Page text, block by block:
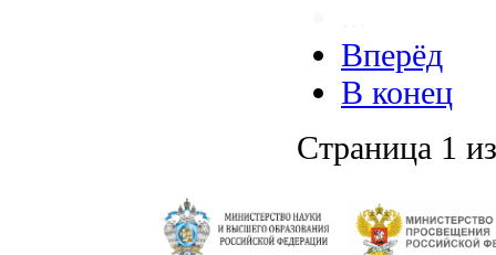
Вперёд
В конец
Страница 1